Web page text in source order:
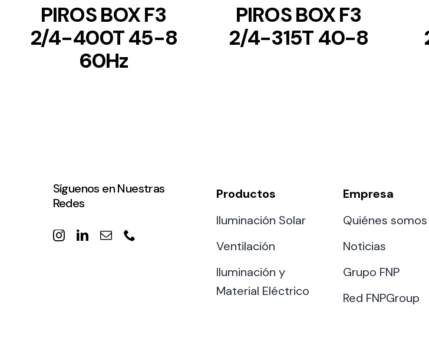
PIROS BOX F3
2/4-400T 45-8
60Hz
PIROS BOX F3
2/4-315T 40-8
Síguenos en Nuestras
Redes
Productos
Iluminación Solar
Ventilación
Iluminación y
Material Eléctrico
Empresa
Quiénes somos
Noticias
Grupo FNP
Red FNPGroup